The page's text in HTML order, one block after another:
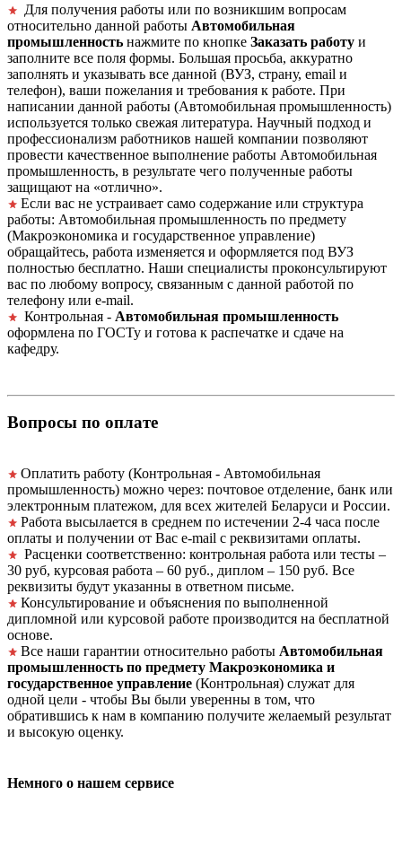
Для получения работы или по возникшим вопросам
относительно данной работы Автомобильная
промышленность нажмите по кнопке Заказать работу и
заполните все поля формы. Большая просьба, аккуратно
заполнять и указывать все данной (ВУЗ, страну, email и
телефон), ваши пожелания и требования к работе. При
написании данной работы (Автомобильная промышленность)
используется только свежая литература. Научный подход и
профессионализм работников нашей компании позволяют
провести качественное выполнение работы Автомобильная
промышленность, в результате чего полученные работы
защищают на «отлично».
Если вас не устраивает само содержание или структура
работы: Автомобильная промышленность по предмету
(Макроэкономика и государственное управление)
обращайтесь, работа изменяется и оформляется под ВУЗ
полностью бесплатно. Наши специалисты проконсультируют
вас по любому вопросу, связанным с данной работой по
телефону или e-mail.
Контрольная - Автомобильная промышленность
оформлена по ГОСТу и готова к распечатке и сдаче на
кафедру.
Вопросы по оплате
Оплатить работу (Контрольная - Автомобильная
промышленность) можно через: почтовое отделение, банк или
электронным платежом, для всех жителей Беларуси и России.
Работа высылается в среднем по истечении 2-4 часа после
оплаты и получении от Вас e-mail с реквизитами оплаты.
Расценки соответственно: контрольная работа или тесты –
30 руб, курсовая работа – 60 руб., диплом – 150 руб. Все
реквизиты будут указанны в ответном письме.
Консультирование и объяснения по выполненной
дипломной или курсовой работе производится на бесплатной
основе.
Все наши гарантии относительно работы Автомобильная
промышленность по предмету Макроэкономика и
государственное управление (Контрольная) служат для
одной цели - чтобы Вы были уверенны в том, что
обратившись к нам в компанию получите желаемый результат
и высокую оценку.
Немного о нашем сервисе